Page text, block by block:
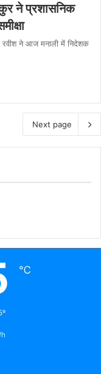
ने प्रशासनिक
ने आज मनाली में निदेशक
Next page
℃